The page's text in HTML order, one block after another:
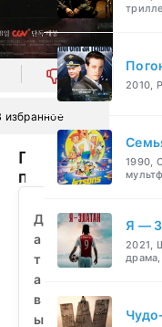
0
избранное
Проклятое
приложение
смотреть
бесплатно
Д
а
т
а
в
ы
2010,
1990,
Я —
2021,